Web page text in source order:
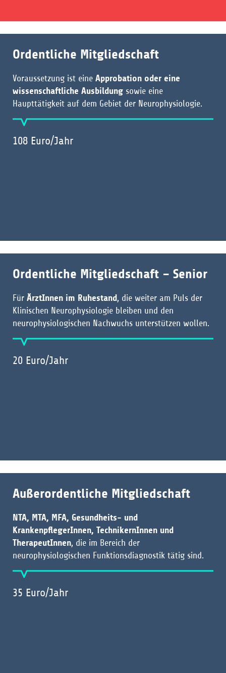
Ordentliche Mitgliedschaft
Voraussetzung ist eine Approbation oder eine
wissenschaftliche Ausbildung sowie eine
Haupttätigkeit auf dem Gebiet der Neurophysiologie.
108 Euro/Jahr
Ordentliche Mitgliedschaft – Senior
Für ÄrztInnen im Ruhestand, die weiter am Puls der
Klinischen Neurophysiologie bleiben und den
neurophysiologischen Nachwuchs unterstützen wollen.
20 Euro/Jahr
Außerordentliche Mitgliedschaft
NTA, MTA, MFA, Gesundheits- und
KrankenpflegerInnen, TechnikernInnen und
TherapeutInnen, die im Bereich der
neurophysiologischen Funktionsdiagnostik tätig sind.
35 Euro/Jahr